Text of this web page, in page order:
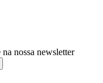
nossa newsletter